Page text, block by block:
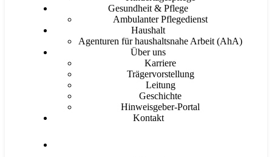
Gesundheit & Pflege
Ambulanter Pflegedienst
Haushalt
Agenturen für haushaltsnahe Arbeit (AhA)
Über uns
Karriere
Trägervorstellung
Leitung
Geschichte
Hinweisgeber-Portal
Kontakt